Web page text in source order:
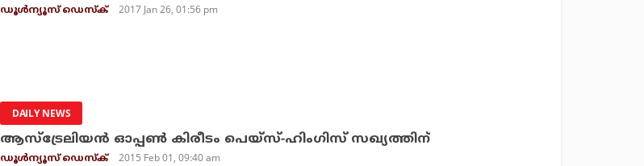
ഡൂള്‍ന്യൂസ് ഡെസ്‌ക് 2017 Jan 26, 01:56 pm
DAILY NEWS
ആസ്‌ട്രേലിയന്‍ ഓപ്പണ്‍ കിരീടം പെയ്‌സ്-ഹിംഗിസ് സഖ്യത്തിന്
ഡൂള്‍ന്യൂസ് ഡെസ്‌ക് 2015 Feb 01, 09:40 am